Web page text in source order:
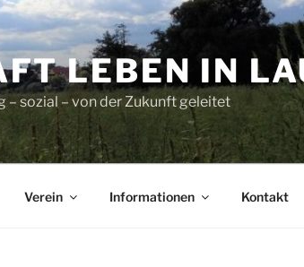
LEBEN IN
sozial – von der Zukunft geleitet
Verein Informationen Kontakt